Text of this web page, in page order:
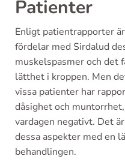
Patienter
Enligt patientrapporter
fördelar med Sirdalud
muskelspasmer och det
lätthet i kroppen. Men
vissa patienter har
dåsighet och
vardagen negativt. Det
dessa aspekter med en
behandlingen.